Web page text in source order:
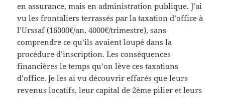
en assurance, mais en administration publique. J’ai
vu les frontaliers terrassés par la taxation d’office à
l’Urssaf (16000€/an, 4000€/trimestre), sans
comprendre ce qu’ils avaient loupé dans la
procédure d’inscription. Les conséquences
financières le temps qu’on lève ces taxations
d’office. Je les ai vu découvrir effarés que leurs
revenus locatifs, leur capital de 2ème pilier et leurs